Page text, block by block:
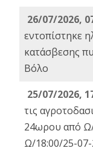
26/07/2026,
εντοπίστηκε
κατάσβεσης
Βόλο
25/07/2026,
τις
24ωρου από
Ω/18:00/25-